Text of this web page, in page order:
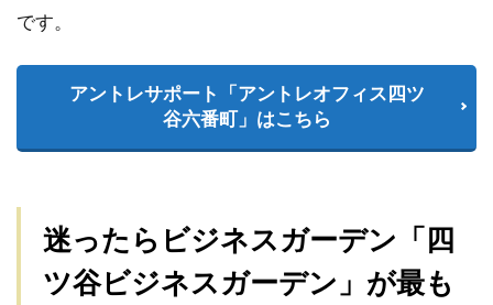
です。
アントレサポート「アントレオフィス四ツ
谷六番町」はこちら
迷ったらビジネスガーデン「四
ツ谷ビジネスガーデン」が最も